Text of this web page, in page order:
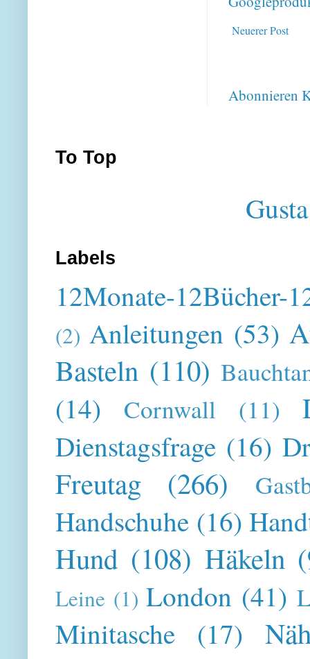
Neuerer Post
Abonnieren
To Top
Labels
12Monate-12Bücher-
(2) Anleitungen (53)
Basteln (110)
(14) Cornwall (11)
Dienstagsfrage (16)
Freutag (266)
Handschuhe (16)
Hund (108) Häkeln
Leine (1) London (41)
Minitasche (17)